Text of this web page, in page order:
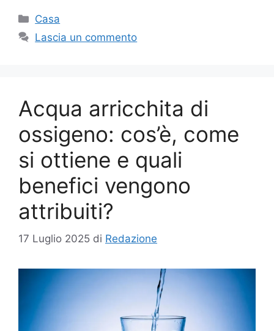
Categorie
Casa
Lascia un commento
Acqua arricchita di
ossigeno: cos’è, come
si ottiene e quali
benefici vengono
attribuiti?
17 Luglio 2025 di Redazione